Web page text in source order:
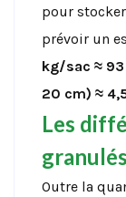
pour
prévoir un
kg/sac ≈
20 cm) ≈
Les
granulés
Outre la